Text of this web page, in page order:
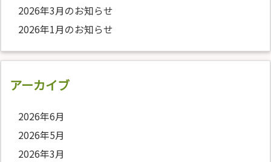
2026年3月のお知らせ
2026年1月のお知らせ
アーカイブ
2026年6月
2026年5月
2026年3月